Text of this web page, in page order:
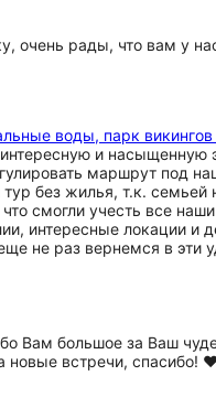
очень рады, что вам у
воды, парк
и
маршрут под
без жилья, т.к.
смогли учесть все
интересные локации
не раз вернемся в эти
Вам большое за Ваш
новые встречи, спасибо!